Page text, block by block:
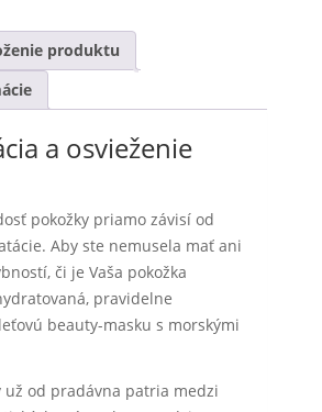
produktu
a osvieženie
pokožky priamo závisí od
Aby ste nemusela mať ani
či je Vaša pokožka
pravidelne
beauty-masku s morskými
už od pradávna patria medzi